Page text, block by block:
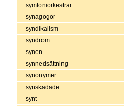
symfoniorkestrar
synagogor
syndikalism
syndrom
synen
synnedsättning
synonymer
synskadade
synt